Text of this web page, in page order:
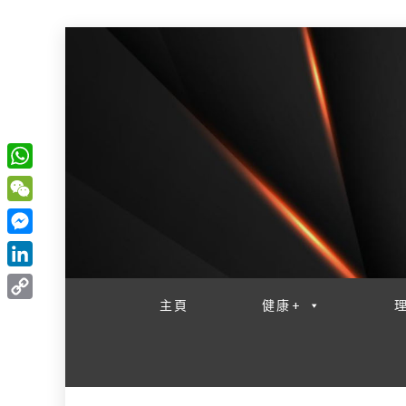
主頁 健康+
W
h
a
t
s
W
e
C
h
M
e
s
L
i